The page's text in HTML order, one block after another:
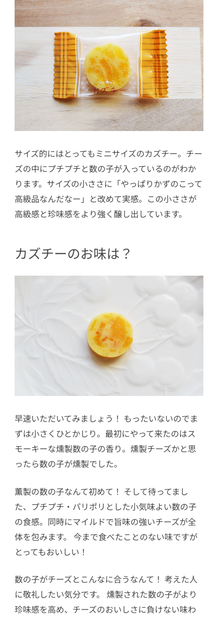
サイズ的にはとってもミニサイズのカズチー。チー
ズの中にプチプチと数の子が入っているのがわか
ります。サイズの小ささに「やっぱりかずのこって
高級品なんだなー」と改めて実感。この小ささが
高級感と珍味感をより強く醸し出しています。
カズチーのお味は？
早速いただいてみましょう！ もったいないのでま
ずは小さくひとかじり。最初にやって来たのはス
モーキーな燻製数の子の香り。燻製チーズかと思
ったら数の子が燻製でした。
薫製の数の子なんて初めて！ そして待ってまし
た、プチプチ・パリポリとした小気味よい数の子
の食感。同時にマイルドで旨味の強いチーズが全
体を包みます。 今まで食べたことのない味ですが
とってもおいしい！
数の子がチーズとこんなに合うなんて！ 考えた人
に敬礼したい気分です。 燻製された数の子がより
珍味感を高め、チーズのおいしさに負けない味わ